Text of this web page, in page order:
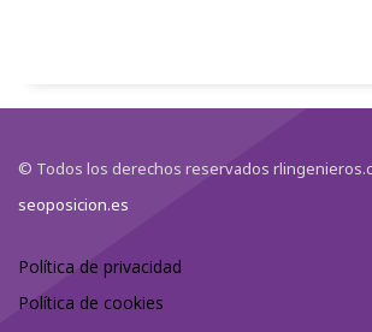
© Todos los derechos reservados
seoposicion.es
Política de privacidad
Política de cookies